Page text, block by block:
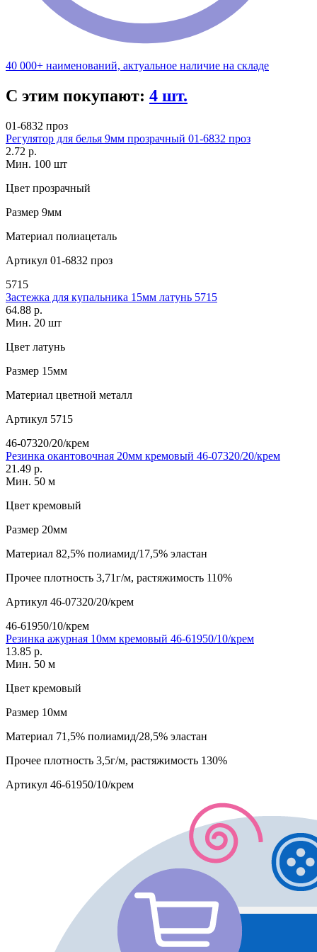
40 000+ наименований, актуальное наличие на складе
С этим покупают: 4 шт.
01-6832 проз
Регулятор для белья 9мм прозрачный 01-6832 проз
2.72 р.
Мин. 100 шт
Цвет прозрачный
Размер 9мм
Материал полиацеталь
Артикул 01-6832 проз
5715
Застежка для купальника 15мм латунь 5715
64.88 р.
Мин. 20 шт
Цвет латунь
Размер 15мм
Материал цветной металл
Артикул 5715
46-07320/20/крем
Резинка окантовочная 20мм кремовый 46-07320/20/крем
21.49 р.
Мин. 50 м
Цвет кремовый
Размер 20мм
Материал 82,5% полиамид/17,5% эластан
Прочее плотность 3,71г/м, растяжимость 110%
Артикул 46-07320/20/крем
46-61950/10/крем
Резинка ажурная 10мм кремовый 46-61950/10/крем
13.85 р.
Мин. 50 м
Цвет кремовый
Размер 10мм
Материал 71,5% полиамид/28,5% эластан
Прочее плотность 3,5г/м, растяжимость 130%
Артикул 46-61950/10/крем